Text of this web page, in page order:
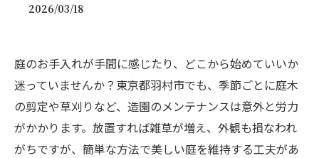
2026/03/18
庭のお手入れが手間に感じたり、どこから始めていいか
迷っていませんか？東京都羽村市でも、季節ごとに庭木
の剪定や草刈りなど、造園のメンテナンスは意外と労力
がかかります。放置すれば雑草が増え、外観も損なわれ
がちですが、簡単な方法で美しい庭を維持する工夫があ